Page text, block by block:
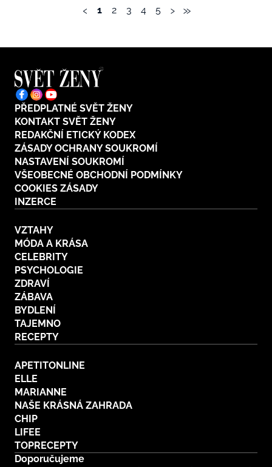
‹ 1 2 3 4 5 › »
PŘEDPLATNÉ SVĚT ŽENY
KONTAKT SVĚT ŽENY
REDAKČNÍ ETICKÝ KODEX
ZÁSADY OCHRANY SOUKROMÍ
NASTAVENÍ SOUKROMÍ
VŠEOBECNÉ OBCHODNÍ PODMÍNKY
COOKIES ZÁSADY
INZERCE
VZTAHY
MÓDA A KRÁSA
CELEBRITY
PSYCHOLOGIE
ZDRAVÍ
ZÁBAVA
BYDLENÍ
TAJEMNO
RECEPTY
APETITONLINE
ELLE
MARIANNE
NAŠE KRÁSNÁ ZAHRADA
CHIP
LIFEE
TOPRECEPTY
Doporučujeme